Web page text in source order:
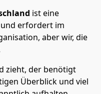
ist eine
erfordert im
aber wir, die
zieht, der benötigt
Überblick und viel